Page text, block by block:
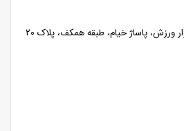
ورزش، پاساژ خیام، طبقه همکف، پلاک ۲۰